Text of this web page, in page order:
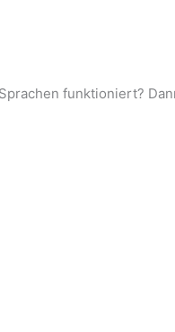
funktioniert?